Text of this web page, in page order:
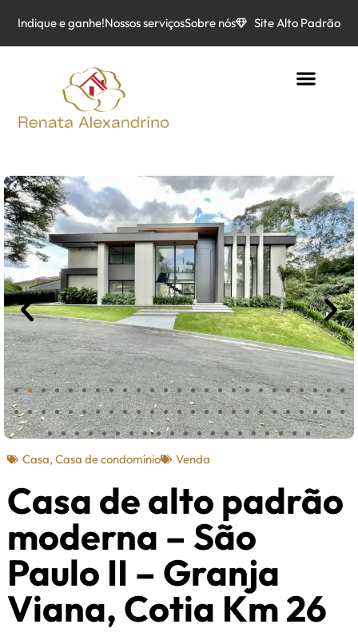
Indique e ganhe!Nossos serviçosSobre nós Site Alto Padrão
Casa, Casa de condomínio Venda
Casa de alto padrão
moderna – São
Paulo II – Granja
Viana, Cotia Km 26